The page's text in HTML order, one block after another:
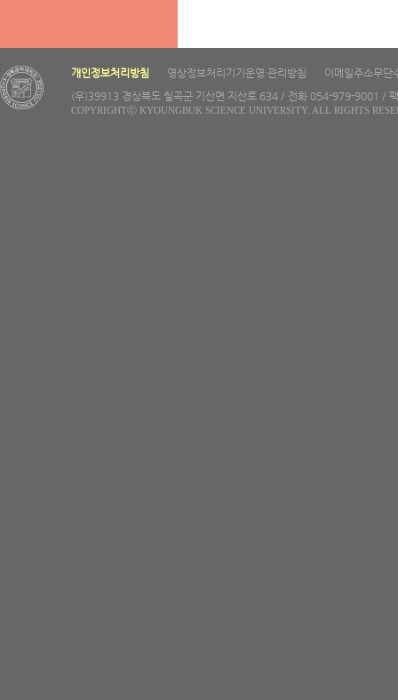
개인정보처리방침 영상정보처리기기운영·관리방침
이메일주소무단
(우)39913 경상북도 칠곡군 기산면 지산로 634 / 전화 054-979-9001 /
COPYRIGHTⓒ KYOUNGBUK SCIENCE UNIVERSITY. ALL RIGHTS